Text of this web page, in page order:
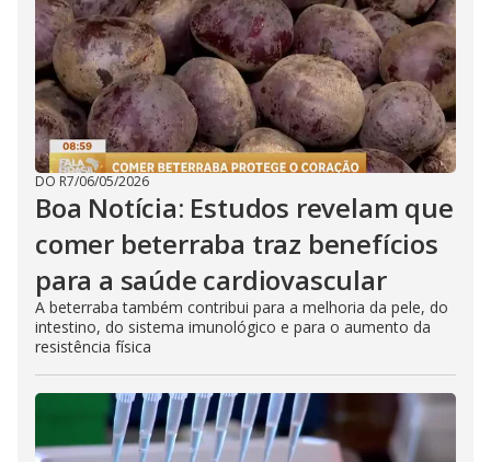
DO R7/06/05/2026
Boa Notícia: Estudos revelam que
comer beterraba traz benefícios
para a saúde cardiovascular
A beterraba também contribui para a melhoria da pele, do
intestino, do sistema imunológico e para o aumento da
resistência física